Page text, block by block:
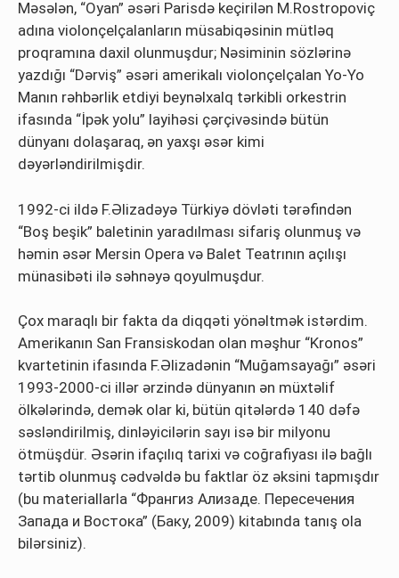
Məsələn, “Oyan” əsəri Parisdə keçirilən M.Rostropoviç
adına violonçelçalanların müsabiqəsinin mütləq
proqramına daxil olunmuşdur; Nəsiminin sözlərinə
yazdığı “Dərviş” əsəri amerikalı violonçelçalan Yo-Yo
Manın rəhbərlik etdiyi beynəlxalq tərkibli orkestrin
ifasında “İpək yolu” layihəsi çərçivəsində bütün
dünyanı dolaşaraq, ən yaxşı əsər kimi
dəyərləndirilmişdir.
1992-ci ildə F.Əlizadəyə Türkiyə dövləti tərəfindən
“Boş beşik” baletinin yaradılması sifariş olunmuş və
həmin əsər Mersin Opera və Balet Teatrının açılışı
münasibəti ilə səhnəyə qoyulmuşdur.
Çox maraqlı bir fakta da diqqəti yönəltmək istərdim.
Amerikanın San Fransiskodan olan məşhur “Kronos”
kvartetinin ifasında F.Əlizadənin “Muğamsayağı” əsəri
1993-2000-ci illər ərzində dünyanın ən müxtəlif
ölkələrində, demək olar ki, bütün qitələrdə 140 dəfə
səsləndirilmiş, dinləyicilərin sayı isə bir milyonu
ötmüşdür. Əsərin ifaçılıq tarixi və coğrafiyası ilə bağlı
tərtib olunmuş cədvəldə bu faktlar öz əksini tapmışdır
(bu materiallarla “Франгиз Ализаде. Пересечения
Запада и Востока” (Баку, 2009) kitabında tanış ola
bilərsiniz).